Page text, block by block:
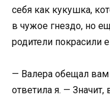
себя как кукушка,
в чужое гнездо, но
родители покрасили
— Валера обещал
ответила я. —